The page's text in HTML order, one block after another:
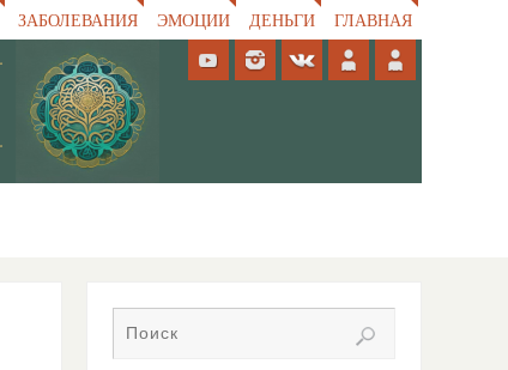
ЗАБОЛЕВАНИЯ ЭМОЦИИ ДЕНЬГИ ГЛАВНАЯ